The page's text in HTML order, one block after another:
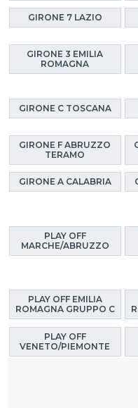
GIRONE 7 LAZIO
GIRONE 3 EMILIA
ROMAGNA
GIRONE C TOSCANA
GIRONE F ABRUZZO
TERAMO
GIRONE A CALABRIA
PLAY OFF
MARCHE/ABRUZZO
PLAY OFF EMILIA
ROMAGNA GRUPPO C
PLAY OFF
VENETO/PIEMONTE